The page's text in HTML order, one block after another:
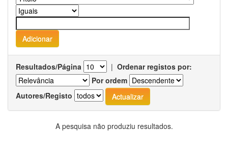
Resultados/Página | Ordenar registos por:
Por ordem
Autores/Registo
A pesquisa não produziu resultados.